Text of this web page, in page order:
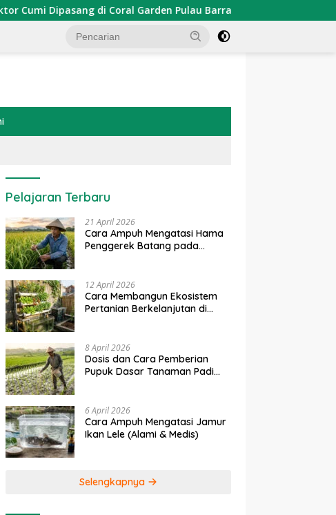
Dipasang di Coral Garden Pulau Barrang Caddi
Penerapan IoT dalam
Pertanian Modern di Indonesia
Ekonomi Sumber Daya Lahan:
Pelajaran Terbaru
21 April 2026
Cara Ampuh Mengatasi Hama
Penggerek Batang pada
12 April 2026
Cara Membangun Ekosistem
Pertanian Berkelanjutan di
8 April 2026
Dosis dan Cara Pemberian
Pupuk Dasar Tanaman Padi
6 April 2026
Cara Ampuh Mengatasi Jamur
Ikan Lele (Alami & Medis)
Selengkapnya